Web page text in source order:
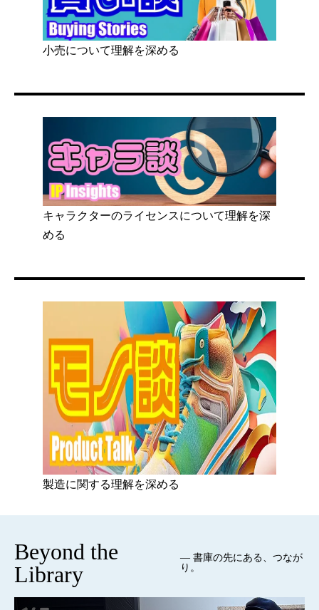
小売について理解を深める
キャラクターのライセンスについて理解を深
める
製造に関する理解を深める
Beyond the
Library
— 書庫の先にある、つなが
り。